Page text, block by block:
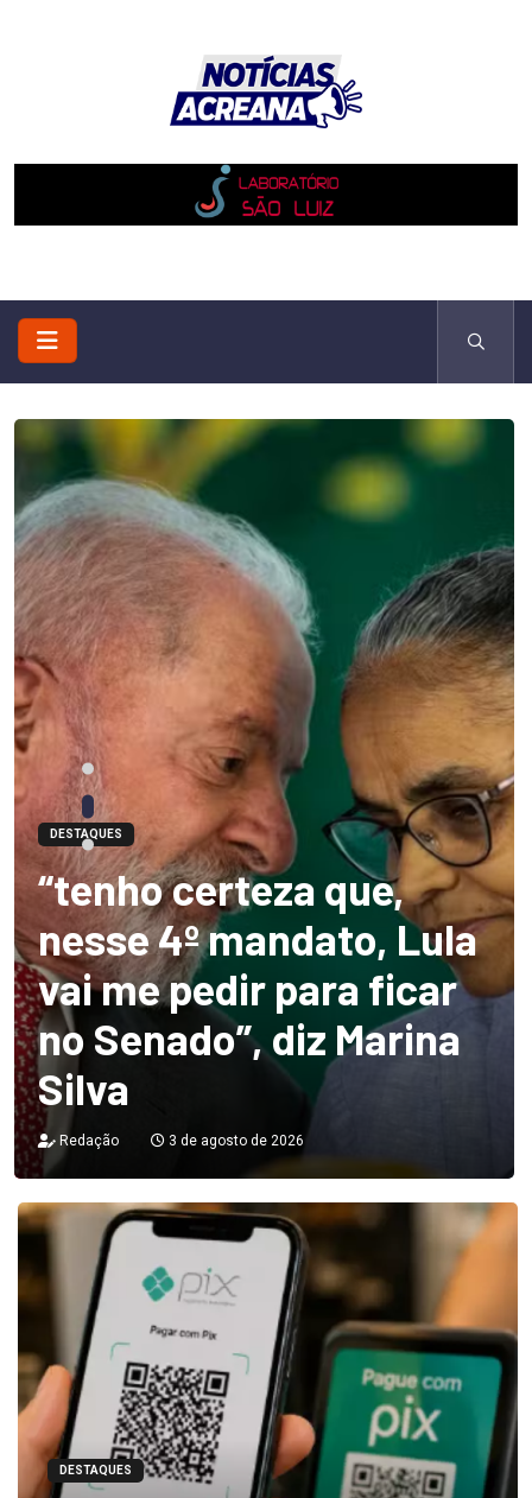
DESTAQUES
“tenho certeza que,
nesse 4º mandato, Lula
vai me pedir para ficar
no Senado”, diz Marina
Silva
Redação 3 de agosto de 2026
DESTAQUES